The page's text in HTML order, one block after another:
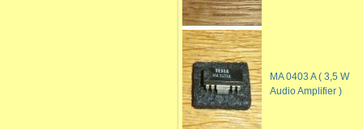
MA 0403 A ( 3,5 W
Audio Amplifier )